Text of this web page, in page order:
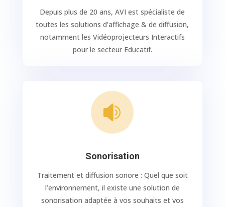
Depuis plus de 20 ans, AVI est spécialiste de
toutes les solutions d’affichage & de diffusion,
notamment les Vidéoprojecteurs Interactifs
pour le secteur Educatif.

Sonorisation
Traitement et diffusion sonore : Quel que soit
l’environnement, il existe une solution de
sonorisation adaptée à vos souhaits et vos